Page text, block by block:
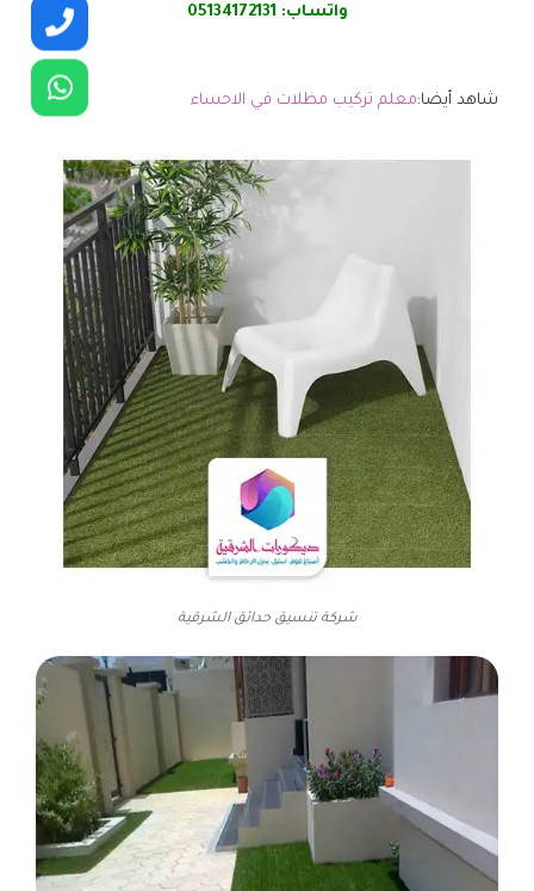
واتساب: 05134172131
شاهد أيضا:معلم تركيب مظلات في الاحساء
شركة تنسيق حدائق الشرقية